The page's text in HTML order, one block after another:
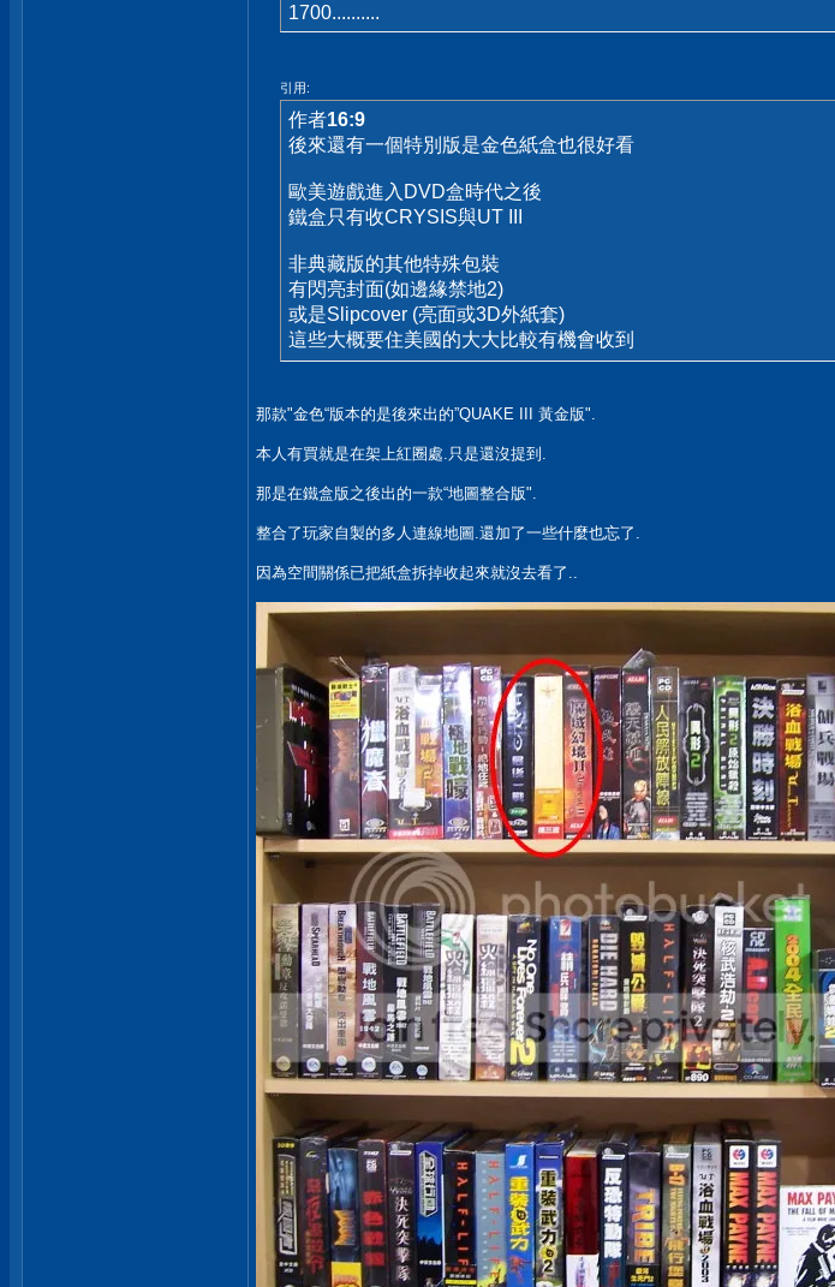
1700..........
引用:
作者16:9
後來還有一個特別版是金色紙盒也很好看
歐美遊戲進入DVD盒時代之後
鐵盒只有收CRYSIS與UT III
非典藏版的其他特殊包裝
有閃亮封面(如邊緣禁地2)
或是Slipcover (亮面或3D外紙套)
這些大概要住美國的大大比較有機會收到
那款"金色“版本的是後來出的”QUAKE III 黃金版".
本人有買就是在架上紅圈處.只是還沒提到.
那是在鐵盒版之後出的一款“地圖整合版".
整合了玩家自製的多人連線地圖.還加了一些什麼也忘了.
因為空間關係已把紙盒拆掉收起來就沒去看了..